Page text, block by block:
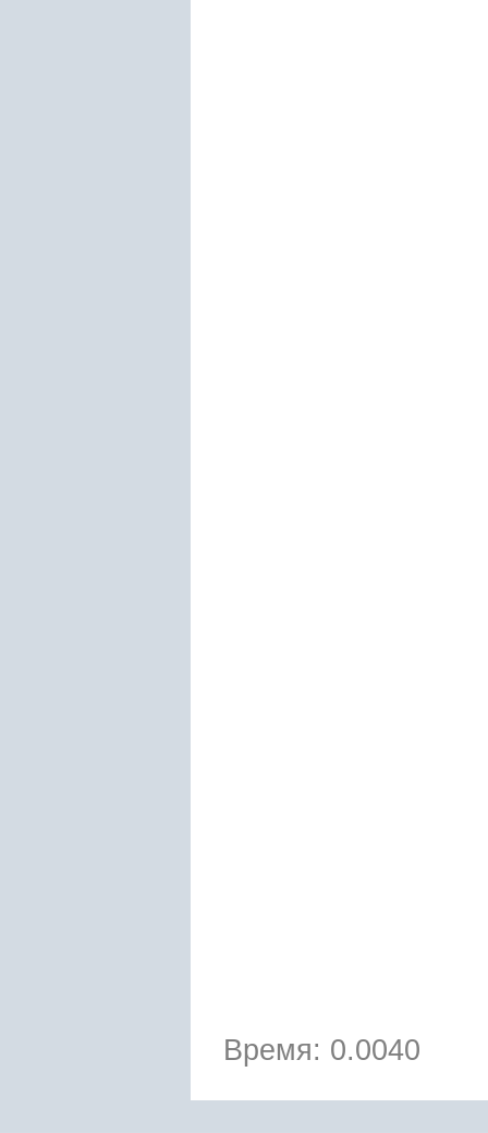
Время: 0.0040